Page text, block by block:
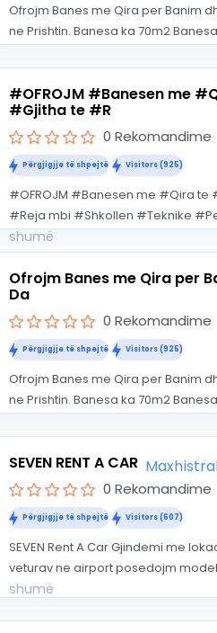
Ofrojm Banes me Qira per Banim
ne Prishtin. Banesa ka 70m2
#OFROJM #Banesen me
#Gjitha te #R
0 Rekomandime
Përgjigjje të shpejtë Visitors (925)
#OFROJM #Banesen me #Qira
#Reja mbi #Shkollen #Teknike
shumë
Ofrojm Banes me Qira per
Da
0 Rekomandime
Përgjigjje të shpejtë Visitors (925)
Ofrojm Banes me Qira per Banim
ne Prishtin. Banesa ka 70m2
SEVEN RENT A CAR
0 Rekomandime
Përgjigjje të shpejtë Visitors (607)
SEVEN Rent A Car Gjindemi me
veturav ne airport posedojm
shumë